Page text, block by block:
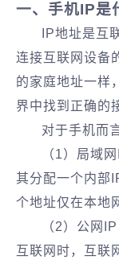
一、手机IP是
IP地址是互
连接互联网设备
的家庭地址一样
界中找到正确的
对于手机而
（1）局域
其分配一个内部
个地址仅在本地
（2）公网
互联网时，互联